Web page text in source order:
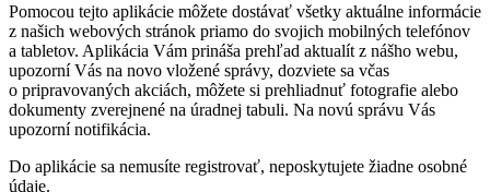
Pomocou tejto aplikácie môžete dostávať všetky aktuálne informácie
z našich webových stránok priamo do svojich mobilných telefónov
a tabletov. Aplikácia Vám prináša prehľad aktualít z nášho webu,
upozorní Vás na novo vložené správy, dozviete sa včas
o pripravovaných akciách, môžete si prehliadnuť fotografie alebo
dokumenty zverejnené na úradnej tabuli. Na novú správu Vás
upozorní notifikácia.
Do aplikácie sa nemusíte registrovať, neposkytujete žiadne osobné
údaje.